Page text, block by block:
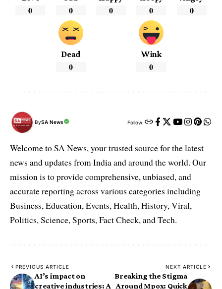
0 0 0 0 0
Dead
0
Wink
0
BySA News Follow:
Welcome to SA News, your trusted source for the latest
news and updates from India and around the world. Our
mission is to provide comprehensive, unbiased, and
accurate reporting across various categories including
Business, Education, Events, Health, History, Viral,
Politics, Science, Sports, Fact Check, and Tech.
PREVIOUS ARTICLE
AI’s impact on
creative industries: A
NEXT ARTICLE
Breaking the Stigma
Around Mpox: Quick